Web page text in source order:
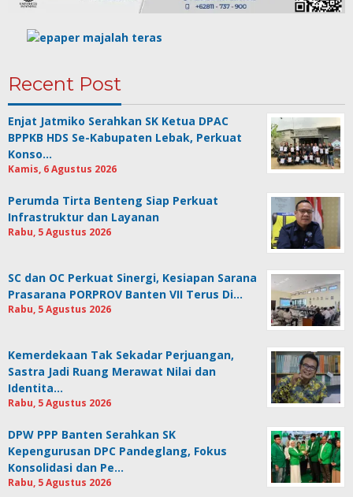
Recent Post
Enjat Jatmiko Serahkan SK Ketua DPAC
BPPKB HDS Se-Kabupaten Lebak, Perkuat
Konso…
Kamis, 6 Agustus 2026
Perumda Tirta Benteng Siap Perkuat
Infrastruktur dan Layanan
Rabu, 5 Agustus 2026
SC dan OC Perkuat Sinergi, Kesiapan Sarana
Prasarana PORPROV Banten VII Terus Di…
Rabu, 5 Agustus 2026
Kemerdekaan Tak Sekadar Perjuangan,
Sastra Jadi Ruang Merawat Nilai dan
Identita…
Rabu, 5 Agustus 2026
DPW PPP Banten Serahkan SK
Kepengurusan DPC Pandeglang, Fokus
Konsolidasi dan Pe…
Rabu, 5 Agustus 2026